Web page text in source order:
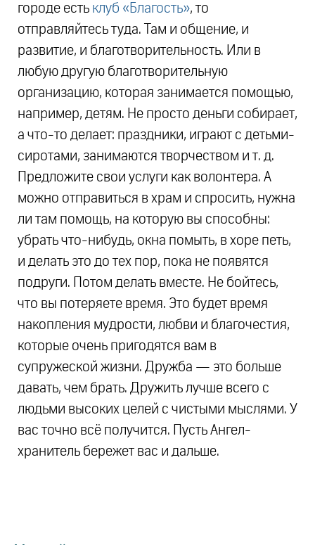
городе есть клуб «Благость», то
отправляйтесь туда. Там и общение, и
развитие, и благотворительность. Или в
любую другую благотворительную
организацию, которая занимается помощью,
например, детям. Не просто деньги собирает,
а что-то делает: праздники, играют с детьми-
сиротами, занимаются творчеством и т. д.
Предложите свои услуги как волонтера. А
можно отправиться в храм и спросить, нужна
ли там помощь, на которую вы способны:
убрать что-нибудь, окна помыть, в хоре петь,
и делать это до тех пор, пока не появятся
подруги. Потом делать вместе. Не бойтесь,
что вы потеряете время. Это будет время
накопления мудрости, любви и благочестия,
которые очень пригодятся вам в
супружеской жизни. Дружба — это больше
давать, чем брать. Дружить лучше всего с
людьми высоких целей с чистыми мыслями. У
вас точно всё получится. Пусть Ангел-
хранитель бережет вас и дальше.